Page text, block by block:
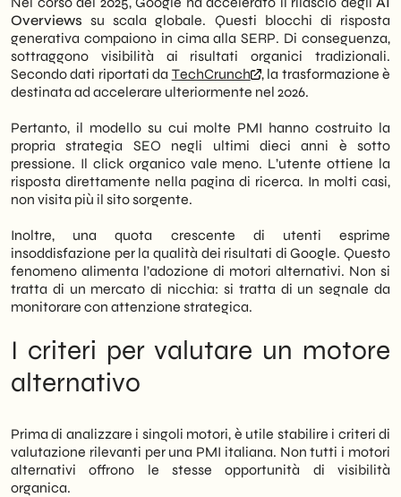
You.com e Bing Copilot: i due ibridi da
tenere d'occhio
Quando diversificare e quando
consolidare: la raccomandazione SHM
Studio
SEO 2026
Quello che i numeri non dicono ancora
risultati generati dall’IA, stanno esplorando
alternative concrete.
In questo scenario, motori come Perplexity,
Brave Search, Kagi, DuckDuckGo, You.com
attenzione. Tuttavia, non si tratta solo di
una questione di preferenze personali. Per
le PMI italiane che investono in SEO,
diversificare la presenza su più motori di
ricerca è diventata una scelta strategica.
Infatti, affidarsi esclusivamente a Google
significa esporre la propria visibilità a un
singolo punto di rischio.
Noi diSHM Studioanalizziamo i sei motori
alternativi più rilevanti oggi, i criteri per
valutarli e le implicazioni operative per chi
gestisce una strategia di
Pertanto, questo articolo offre una lettura
consulenziale pensata per decisori di PMI
B2B e retail che vogliono proteggere — e
2026.
Overviews su scala globale. Questi blocchi di risposta
generativa compaiono in cima alla SERP. Di conseguenza,
sottraggono visibilità ai risultati organici tradizionali.
Secondo dati riportati da TechCrunch
, la trasformazione è
destinata ad accelerare ulteriormente nel 2026.
Pertanto, il modello su cui molte PMI hanno costruito la
propria strategia SEO negli ultimi dieci anni è sotto
pressione. Il click organico vale meno. L’utente ottiene la
risposta direttamente nella pagina di ricerca. In molti casi,
non visita più il sito sorgente.
Inoltre, una quota crescente di utenti esprime
insoddisfazione per la qualità dei risultati di Google. Questo
fenomeno alimenta l’adozione di motori alternativi. Non si
tratta di un mercato di nicchia: si tratta di un segnale da
monitorare con attenzione strategica.
I criteri per valutare un motore
alternativo
Prima di analizzare i singoli motori, è utile stabilire i criteri di
valutazione rilevanti per una PMI italiana. Non tutti i motori
alternativi offrono le stesse opportunità di visibilità
organica.